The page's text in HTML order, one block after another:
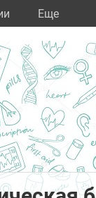
Eще